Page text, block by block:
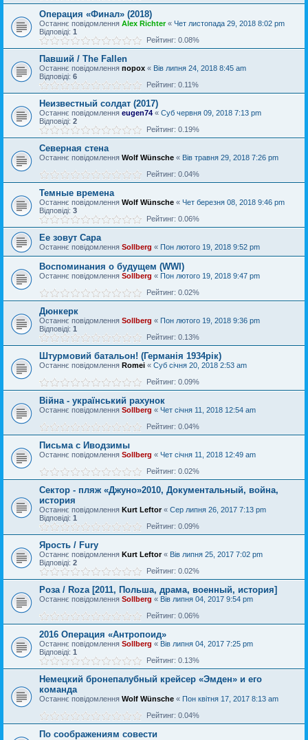
Операция «Финал» (2018)
Останнє повідомлення Alex Richter« Чет листопада 29, 2018 8:02 pm
Відповіді: 1
Рейтинг: 0.08%
Павший / The Fallen
Останнє повідомлення порох « Вів липня 24, 2018 8:45 am
Відповіді: 6
Рейтинг: 0.11%
Неизвестный солдат (2017)
Останнє повідомлення eugen74 « Суб червня 09, 2018 7:13 pm
Відповіді: 2
Рейтинг: 0.19%
Северная стена
Останнє повідомлення Wolf Wünsche « Вів травня 29, 2018 7:26 pm
Рейтинг: 0.04%
Темные времена
Останнє повідомлення Wolf Wünsche « Чет березня 08, 2018 9:46 pm
Відповіді: 3
Рейтинг: 0.06%
Ее зовут Сара
Останнє повідомлення Sollberg « Пон лютого 19, 2018 9:52 pm
Воспоминания о будущем (WWI)
Останнє повідомлення Sollberg « Пон лютого 19, 2018 9:47 pm
Рейтинг: 0.02%
Дюнкерк
Останнє повідомлення Sollberg « Пон лютого 19, 2018 9:36 pm
Відповіді: 1
Рейтинг: 0.13%
Штурмовий батальон! (Германiя 1934рiк)
Останнє повідомлення Romei « Суб січня 20, 2018 2:53 am
Рейтинг: 0.09%
Війна - український рахунок
Останнє повідомлення Sollberg « Чет січня 11, 2018 12:54 am
Рейтинг: 0.04%
Письма с Иводзимы
Останнє повідомлення Sollberg « Чет січня 11, 2018 12:49 am
Рейтинг: 0.02%
Сектор - пляж «Джуно»2010, Документальный, война,
история
Останнє повідомлення Kurt Leftor« Сер липня 26, 2017 7:13 pm
Відповіді: 1
Рейтинг: 0.09%
Ярость / Fury
Останнє повідомлення Kurt Leftor« Вів липня 25, 2017 7:02 pm
Відповіді: 2
Рейтинг: 0.02%
Роза / Roza [2011, Польша, драма, военный, история]
Останнє повідомлення Sollberg « Вів липня 04, 2017 9:54 pm
Рейтинг: 0.06%
2016 Операция «Антропоид»
Останнє повідомлення Sollberg « Вів липня 04, 2017 7:25 pm
Відповіді: 1
Рейтинг: 0.13%
Немецкий бронепалубный крейсер «Эмден» и его
команда
Останнє повідомлення Wolf Wünsche « Пон квітня 17, 2017 8:13 am
Рейтинг: 0.04%
По соображениям совести